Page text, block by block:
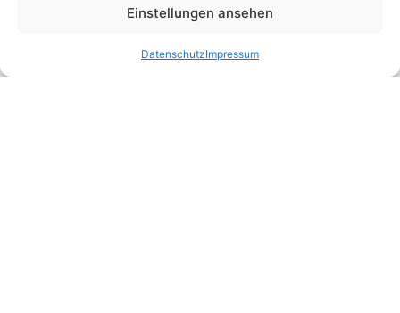
Einstellungen ansehen
DatenschutzImpressum